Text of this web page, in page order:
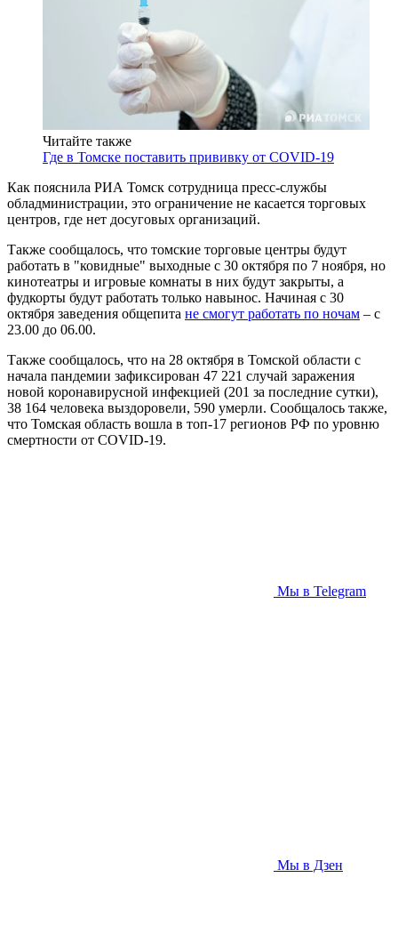
Читайте также
Где в Томске поставить прививку от COVID-19
Как пояснила РИА Томск сотрудница пресс-службы
обладминистрации, это ограничение не касается торговых
центров, где нет досуговых организаций.
Также сообщалось, что томские торговые центры будут
работать в "ковидные" выходные с 30 октября по 7 ноября, но
кинотеатры и игровые комнаты в них будут закрыты, а
фудкорты будут работать только навынос. Начиная с 30
октября заведения общепита не смогут работать по ночам – с
23.00 до 06.00.
Также сообщалось, что на 28 октября в Томской области с
начала пандемии зафиксирован 47 221 случай заражения
новой коронавирусной инфекцией (201 за последние сутки),
38 164 человека выздоровели, 590 умерли. Сообщалось также,
что Томская область вошла в топ-17 регионов РФ по уровню
смертности от COVID-19.
Мы в Telegram
Мы в Дзен